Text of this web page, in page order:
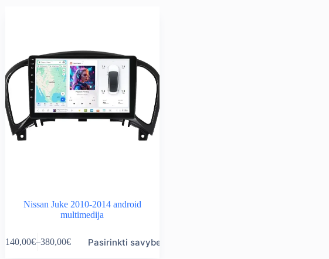
Nissan Juke 2010-2014 android
multimedija
140,00€–380,00€
Price
Pasirinkti savybes
product